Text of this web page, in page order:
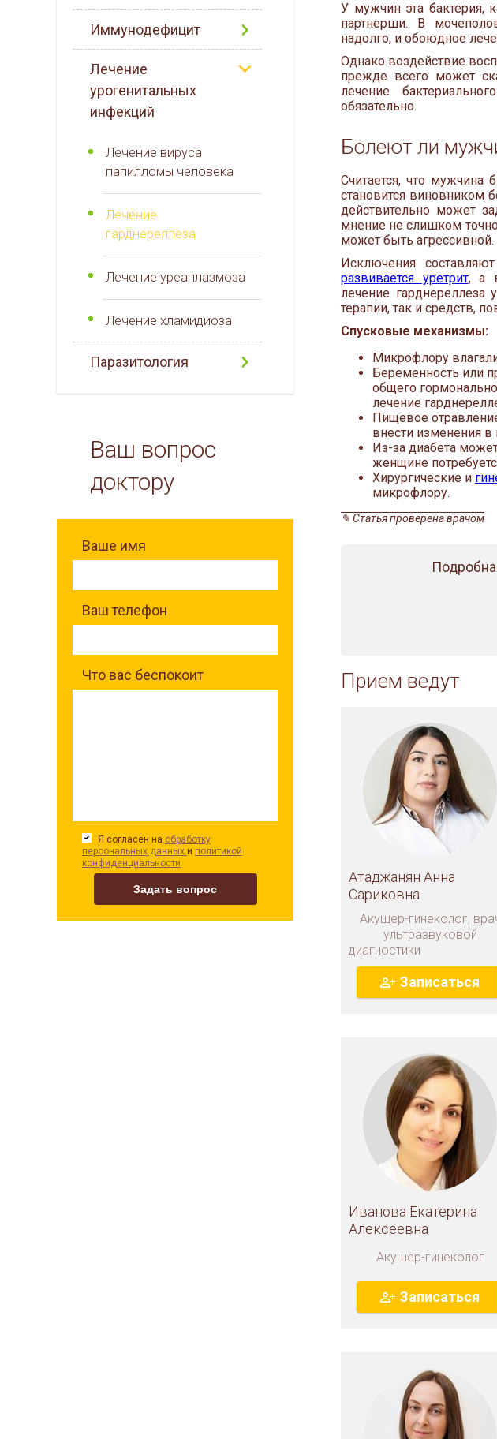
Иммунодефицит
Лечение
урогенитальных
инфекций
Лечение вируса
папилломы человека
Лечение
гарднереллеза
Лечение уреаплазмоза
Лечение хламидиоза
Паразитология
Ваш вопрос
доктору
Ваше имя
Ваш телефон
Что вас беспокоит
Я согласен на обработку
персональных данных и политикой
конфиденциальности
У мужчин эта бактерия,
партнерши. В
надолго, и обоюдное
Однако воздействие
прежде всего может
лечение
обязательно.
Болеют ли
Считается, что мужчина
становится виновником
действительно может
мнение не слишком
может быть агрессивной.
Исключения
развивается уретрит, а
лечение гарднереллеза
терапии, так и средств,
Спусковые механизмы:
Микрофлору
Беременность или
общего
лечение
Пищевое
внести изменения
Из-за диабета
женщине
Хирургические и
микрофлору.
✎ Статья проверена врачом
Прием ведут
Атаджанян Анна
Сариковна
Акушер-гинеколог,
ультразвуковой
диагностики
Записаться
Иванова Екатерина
Алексеевна
Акушер-гинеколог
Записаться